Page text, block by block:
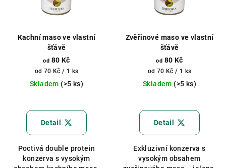
Kachní maso ve vlastní
šťávě
od 80 Kč
Měrná
cena:
od 70 Kč / 1 ks
Skladem (>5 ks)
Detail
Poctivá double protein
konzerva s vysokým
Zvěřinové maso ve vlastní
šťávě
od 80 Kč
Měrná
cena:
od 70 Kč / 1 ks
Skladem (>5 ks)
hodnocení
produktu
z
5
Detail
Exkluzivní konzerva s
vysokým obsahem